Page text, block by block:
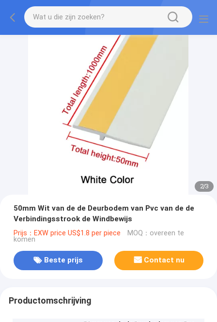
2/3
50mm Wit van de de Deurbodem van Pvc van de de
Verbindingsstrook de Windbewijs
Prijs：EXW price US$1.8 per piece MOQ：overeen te
komen
Beste prijs Contact nu
Productomschrijving